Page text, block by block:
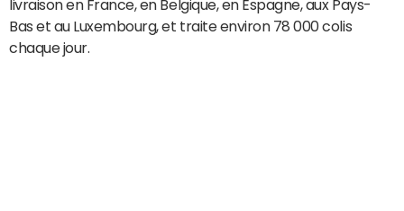
livraison en France, en Belgique, en Espagne, aux Pays-
Bas et au Luxembourg, et traite environ 78 000 colis
chaque jour.